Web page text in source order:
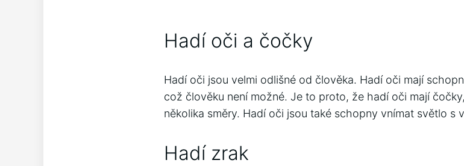
Hadí oči a čočky
Hadí oči jsou velmi odlišné od člověka. Hadí oči mají
což člověku není možné. Je to proto, že hadí oči mají
několika směry. Hadí oči jsou také schopny vnímat světlo s
Hadí zrak